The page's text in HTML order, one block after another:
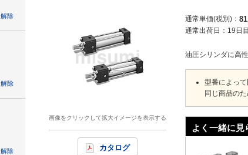
解除
解除
解除
画像をクリックして拡大イメージを表示する
カタログ
通常単価(税別)
通常出荷日： 19日目
油圧シリンダに高
型番によっ
同じ商品の
よく一緒に見